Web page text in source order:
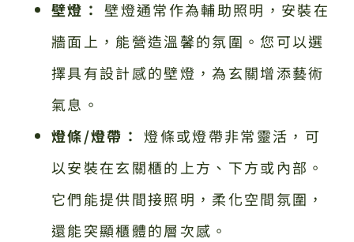
壁燈： 壁燈通常作為輔助照明，安裝在
牆面上，能營造溫馨的氛圍。您可以選
擇具有設計感的壁燈，為玄關增添藝術
氣息。
燈條/燈帶： 燈條或燈帶非常靈活，可
以安裝在玄關櫃的上方、下方或內部。
它們能提供間接照明，柔化空間氛圍，
還能突顯櫃體的層次感。